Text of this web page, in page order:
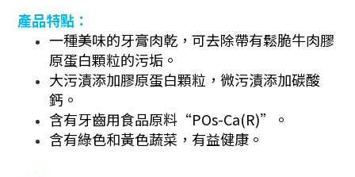
產品特點：
一種美味的牙膏肉乾，可去除帶有鬆脆牛肉膠
原蛋白顆粒的污垢。
大污漬添加膠原蛋白顆粒，微污漬添加碳酸
鈣。
含有牙齒用食品原料“POs-Ca(R)”。
含有綠色和黃色蔬菜，有益健康。